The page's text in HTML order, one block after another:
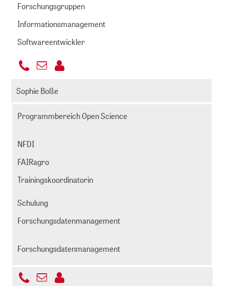
Forschungsgruppen
Informationsmanagement
Softwareentwickler
+49
999892
-
E-
senden
Sophie Boße
Programmbereich Open Science
NFDI
FAIRagro
Trainingskoordinatorin
Schulung
Forschungsdatenmanagement
Forschungsdatenmanagement
+49 E-